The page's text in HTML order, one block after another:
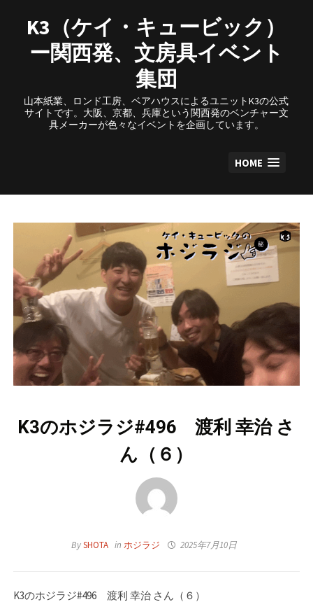
content
K3（ケイ・キュービック）
ー関西発、文房具イベント
集団
山本紙業、ロンド工房、ベアハウスによるユニットK3の公式
サイトです。大阪、京都、兵庫という関西発のベンチャー文
具メーカーが色々なイベントを企画しています。
HOME
K3のホジラジ#496 渡利 幸治 さ
ん（６）
BySHOTA inホジラジ 2025年7月10日
K3のホジラジ#496 渡利 幸治 さん（６）